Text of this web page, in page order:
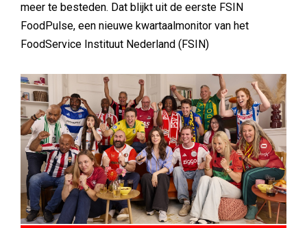
meer te besteden. Dat blijkt uit de eerste FSIN
FoodPulse, een nieuwe kwartaalmonitor van het
FoodService Instituut Nederland (FSIN)